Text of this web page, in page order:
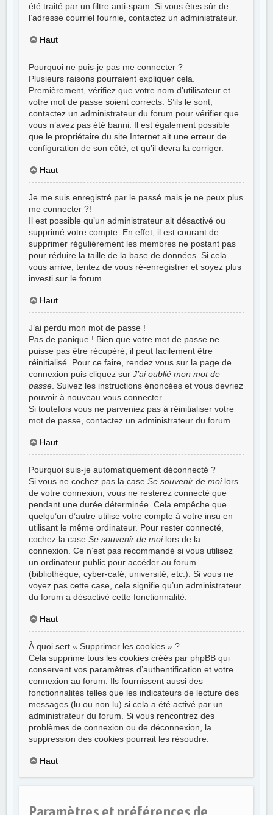
été traité par un filtre anti-spam. Si vous êtes sûr de
l’adresse courriel fournie, contactez un administrateur.
Haut
Pourquoi ne puis-je pas me connecter ?
Plusieurs raisons pourraient expliquer cela.
Premièrement, vérifiez que votre nom d’utilisateur et
votre mot de passe soient corrects. S’ils le sont,
contactez un administrateur du forum pour vérifier que
vous n’avez pas été banni. Il est également possible
que le propriétaire du site Internet ait une erreur de
configuration de son côté, et qu’il devra la corriger.
Haut
Je me suis enregistré par le passé mais je ne peux plus
me connecter ?!
Il est possible qu’un administrateur ait désactivé ou
supprimé votre compte. En effet, il est courant de
supprimer régulièrement les membres ne postant pas
pour réduire la taille de la base de données. Si cela
vous arrive, tentez de vous ré-enregistrer et soyez plus
investi sur le forum.
Haut
J’ai perdu mon mot de passe !
Pas de panique ! Bien que votre mot de passe ne
puisse pas être récupéré, il peut facilement être
réinitialisé. Pour ce faire, rendez vous sur la page de
connexion puis cliquez surJ’ai oublié mon mot de
passe . Suivez les instructions énoncées et vous devriez
pouvoir à nouveau vous connecter.
Si toutefois vous ne parveniez pas à réinitialiser votre
mot de passe, contactez un administrateur du forum.
Haut
Pourquoi suis-je automatiquement déconnecté ?
Si vous ne cochez pas la caseSe souvenir de moilors
de votre connexion, vous ne resterez connecté que
pendant une durée déterminée. Cela empêche que
quelqu’un d’autre utilise votre compte à votre insu en
utilisant le même ordinateur. Pour rester connecté,
cochez la caseSe souvenir de moilors de la
connexion. Ce n’est pas recommandé si vous utilisez
un ordinateur public pour accéder au forum
(bibliothèque, cyber-café, université, etc.). Si vous ne
voyez pas cette case, cela signifie qu’un administrateur
du forum a désactivé cette fonctionnalité.
Haut
À quoi sert « Supprimer les cookies » ?
Cela supprime tous les cookies créés par phpBB qui
conservent vos paramètres d’authentification et votre
connexion au forum. Ils fournissent aussi des
fonctionnalités telles que les indicateurs de lecture des
messages (lu ou non lu) si cela a été activé par un
administrateur du forum. Si vous rencontrez des
problèmes de connexion ou de déconnexion, la
suppression des cookies pourrait les résoudre.
Haut
Paramètres et préférences de